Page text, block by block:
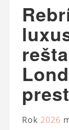
Rok 2026